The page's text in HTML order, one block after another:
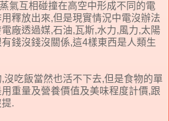
氣互相碰撞在高空中形成不同的電
釋放出來,但是現實情況中電沒辦法
廠透過媒,石油,瓦斯,水力,風力,太陽
錢沒錢沒關係,這4樣東西是人類生
沒吃飯當然也活不下去,但是食物的單
重量及營養價值及美味程度計價,跟
.